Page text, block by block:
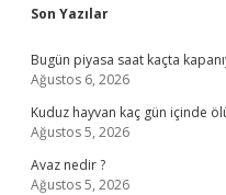
Sidebar
Son Yazılar
Bugün piyasa saat kaçta
Ağustos 6, 2026
Kuduz hayvan kaç gün içinde
Ağustos 5, 2026
Avaz nedir ?
Ağustos 5, 2026